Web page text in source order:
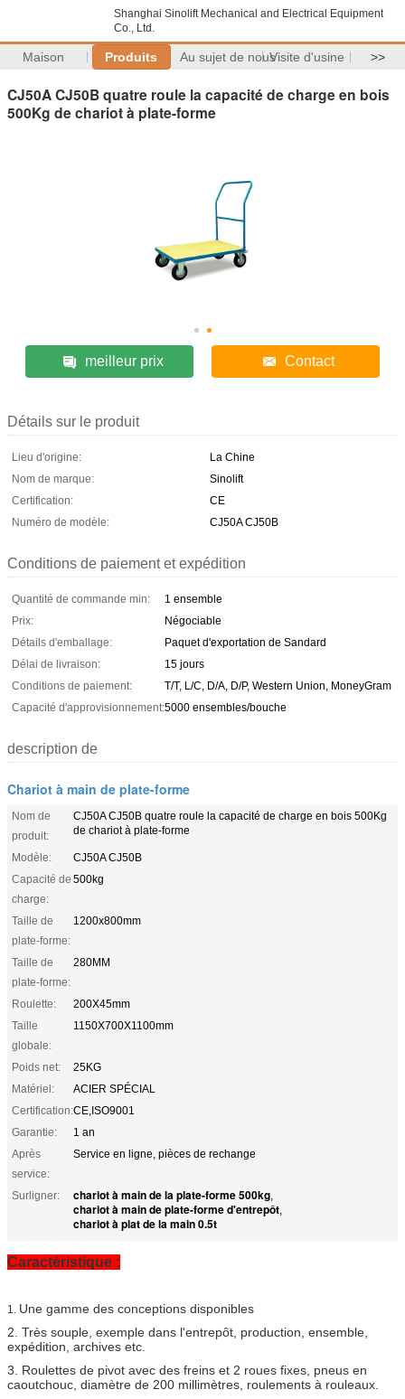
Shanghai Sinolift Mechanical and Electrical Equipment
Co., Ltd.
Maison Produits Au sujet de nousVisite d'usine >>
CJ50A CJ50B quatre roule la capacité de charge en bois
500Kg de chariot à plate-forme
meilleur prix Contact
Détails sur le produit
Lieu d'origine:
La Chine
Nom de marque:
Sinolift
Certification:
CE
Numéro de modèle:
CJ50A CJ50B
Conditions de paiement et expédition
Quantité de commande min:
1 ensemble
Prix:
Négociable
Détails d'emballage:
Paquet d'exportation de Sandard
Délai de livraison:
15 jours
Conditions de paiement:
T/T, L/C, D/A, D/P, Western Union, MoneyGram
Capacité d'approvisionnement:5000 ensembles/bouche
description de
Chariot à main de plate-forme
Nom de
produit:
CJ50A CJ50B quatre roule la capacité de charge en bois 500Kg
de chariot à plate-forme
Modèle:
CJ50A CJ50B
Capacité de
charge:
500kg
Taille de
plate-forme:
1200x800mm
Taille de
plate-forme:
280MM
Roulette:
200X45mm
Taille
globale:
1150X700X1100mm
Poids net:
25KG
Matériel:
ACIER SPÉCIAL
Certification:CE,ISO9001
Garantie:
1 an
Après
service:
Service en ligne, pièces de rechange
Surligner: chariot à main de la plate-forme 500kg,
chariot à main de plate-forme d'entrepôt,
chariot à plat de la main 0.5t
Caractéristique :
1. Une gamme des conceptions disponibles
2. Très souple, exemple dans l'entrepôt, production, ensemble,
expédition, archives etc.
3. Roulettes de pivot avec des freins et 2 roues fixes, pneus en
caoutchouc, diamètre de 200 millimètres, roulements à rouleaux.